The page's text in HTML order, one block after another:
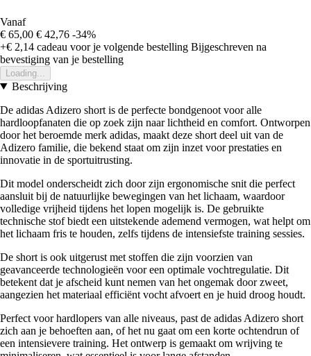
Vanaf
€ 65,00 € 42,76 -34%
+€ 2,14 cadeau voor je volgende bestelling Bijgeschreven na
bevestiging van je bestelling
Loading...
Beschrijving
De adidas Adizero short is de perfecte bondgenoot voor alle
hardloopfanaten die op zoek zijn naar lichtheid en comfort. Ontworpen
door het beroemde merk adidas, maakt deze short deel uit van de
Adizero familie, die bekend staat om zijn inzet voor prestaties en
innovatie in de sportuitrusting.
Dit model onderscheidt zich door zijn ergonomische snit die perfect
aansluit bij de natuurlijke bewegingen van het lichaam, waardoor
volledige vrijheid tijdens het lopen mogelijk is. De gebruikte
technische stof biedt een uitstekende ademend vermogen, wat helpt om
het lichaam fris te houden, zelfs tijdens de intensiefste training sessies.
De short is ook uitgerust met stoffen die zijn voorzien van
geavanceerde technologieën voor een optimale vochtregulatie. Dit
betekent dat je afscheid kunt nemen van het ongemak door zweet,
aangezien het materiaal efficiënt vocht afvoert en je huid droog houdt.
Perfect voor hardlopers van alle niveaus, past de adidas Adizero short
zich aan je behoeften aan, of het nu gaat om een korte ochtendrun of
een intensievere training. Het ontwerp is gemaakt om wrijving te